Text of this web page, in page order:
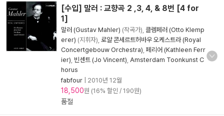
[수입] 말러 : 교향곡 2 ,3, 4, & 8번 [4 for
1]
말러 (Gustav Mahler) (작곡가), 클렘페러 (Otto Klemp
erer) (지휘자), 로얄 콘세르트허바우 오케스트라 (Royal
Concertgebouw Orchestra) 페리어 (Kathleen Ferr
ier) 빈센트 (Jo Vincent) Amsterdam Toonkunst C
horus
fabfour
2010년 12월
18,500원 (16% 할인 / 190원)
품절